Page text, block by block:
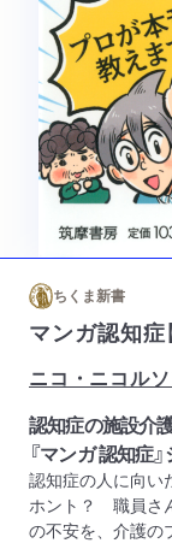
ちくま新書
マンガ認知症
ニコ・ニコル
認知症の施設介
『マンガ 認知症
認知症の人に向
ホント？ 職員さ
の不安を、介護の